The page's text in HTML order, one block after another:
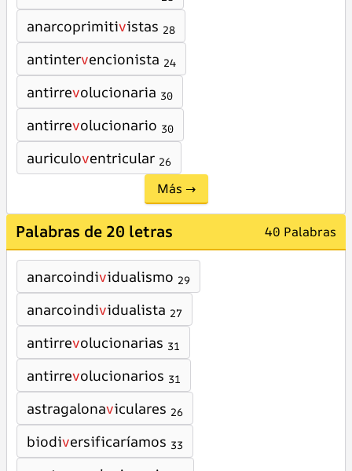
anarcoprimitivistas 28
antintervencionista 24
antirrevolucionaria 30
antirrevolucionario 30
auriculoventricular 26
Más →
Palabras de 20 letras 40 Palabras
anarcoindividualismo 29
anarcoindividualista 27
antirrevolucionarias 31
antirrevolucionarios 31
astragalonaviculares 26
biodiversificaríamos 33